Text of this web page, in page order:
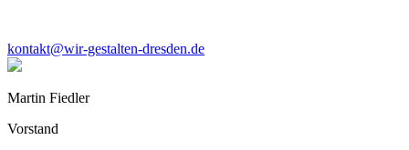
kontakt@wir-gestalten-dresden.de
Martin Fiedler
Vorstand